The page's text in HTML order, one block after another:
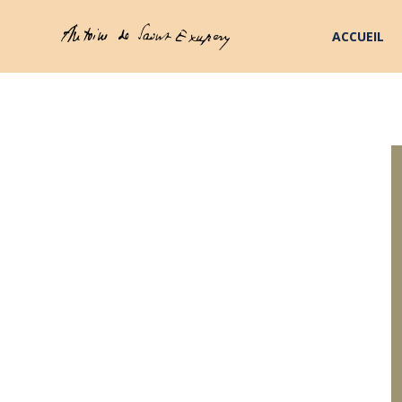
ACCUEIL